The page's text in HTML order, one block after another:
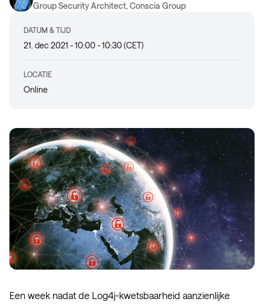
Group Security Architect, Conscia Group
DATUM & TIJD
21. dec 2021 - 10:00 - 10:30 (CET)
LOCATIE
Online
Een week nadat de Log4j-kwetsbaarheid aanzienlijke